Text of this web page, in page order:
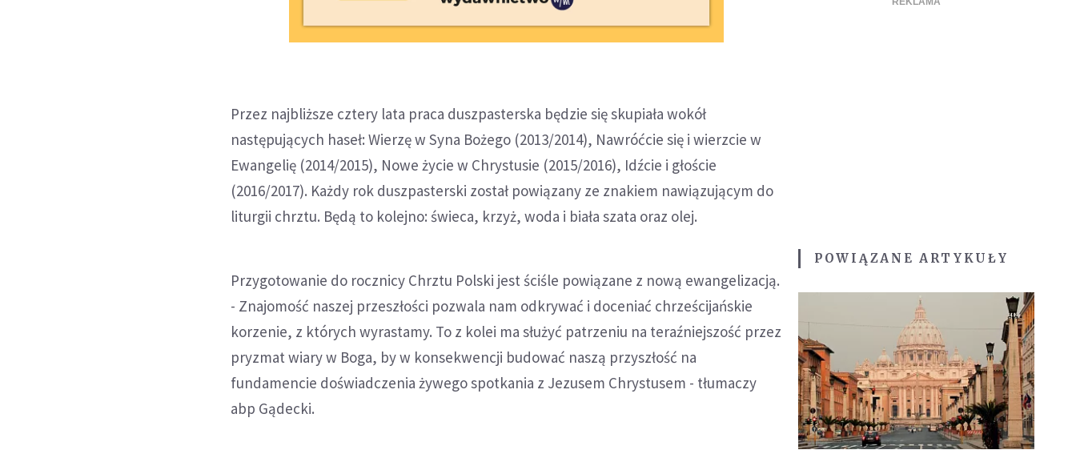
Przez najbliższe cztery lata praca duszpasterska będzie się skupiała wokół
następujących haseł: Wierzę w Syna Bożego (2013/2014), Nawróćcie się i wierzcie w
Ewangelię (2014/2015), Nowe życie w Chrystusie (2015/2016), Idźcie i głoście
(2016/2017). Każdy rok duszpasterski został powiązany ze znakiem nawiązującym do
liturgii chrztu. Będą to kolejno: świeca, krzyż, woda i biała szata oraz olej.
Przygotowanie do rocznicy Chrztu Polski jest ściśle powiązane z nową ewangelizacją.
- Znajomość naszej przeszłości pozwala nam odkrywać i doceniać chrześcijańskie
korzenie, z których wyrastamy. To z kolei ma służyć patrzeniu na teraźniejszość przez
pryzmat wiary w Boga, by w konsekwencji budować naszą przyszłość na
fundamencie doświadczenia żywego spotkania z Jezusem Chrystusem - tłumaczy
abp Gądecki.
POWIĄZANE ARTYKUŁY